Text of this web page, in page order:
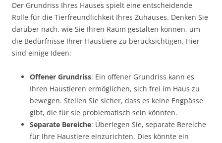
Der Grundriss Ihres Hauses spielt eine entscheidende
Rolle für die Tierfreundlichkeit Ihres Zuhauses. Denken Sie
darüber nach, wie Sie Ihren Raum gestalten können, um
die Bedürfnisse Ihrer Haustiere zu berücksichtigen. Hier
sind einige Ideen:
Offener Grundriss: Ein offener Grundriss kann es
Ihren Haustieren ermöglichen, sich frei im Haus zu
bewegen. Stellen Sie sicher, dass es keine Engpässe
gibt, die für sie problematisch sein könnten.
Separate Bereiche: Überlegen Sie, separate Bereiche
für Ihre Haustiere einzurichten. Dies könnte ein